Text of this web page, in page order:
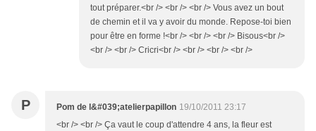
tout préparer.<br /> <br /> <br /> Vous avez un bout
de chemin et il va y avoir du monde. Repose-toi bien
pour être en forme !<br /> <br /> <br /> Bisous<br />
<br /> <br /> Cricri<br /> <br /> <br /> <br />
P Pom de l&#039;atelierpapillon 19/10/2011 23:17
<br /> <br /> Ça vaut le coup d'attendre 4 ans, la fleur est